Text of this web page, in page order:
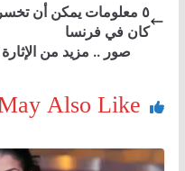
٥ معلومات يمكن أن
كان في فرنسا
صور .. مزيد من
Also Like